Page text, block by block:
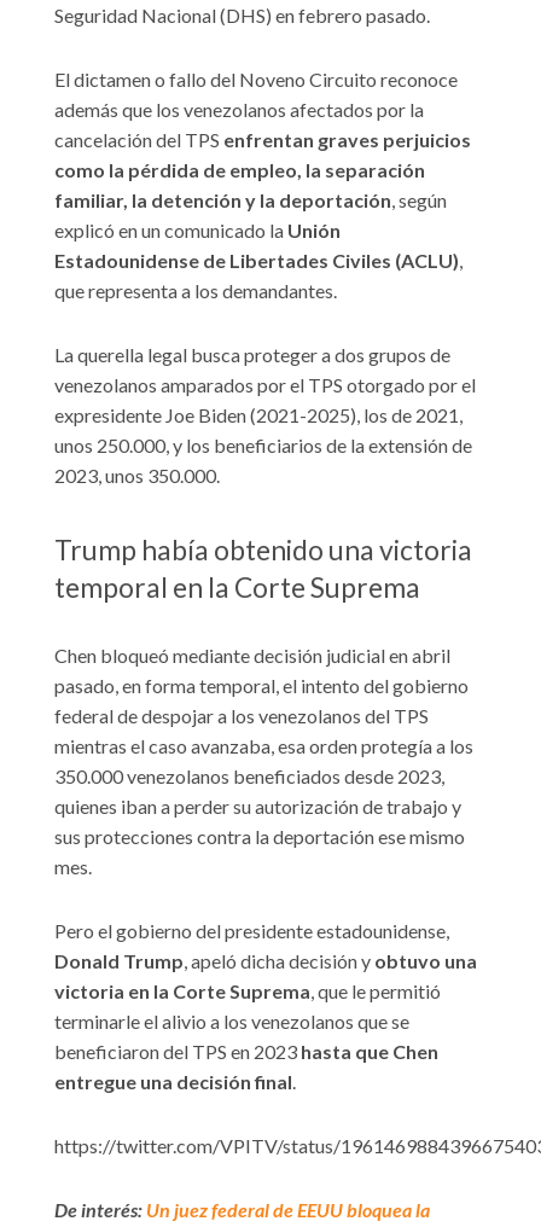
Seguridad Nacional (DHS) en febrero pasado.
El dictamen o fallo del Noveno Circuito reconoce
además que los venezolanos afectados por la
cancelación del TPS enfrentan graves perjuicios
como la pérdida de empleo, la separación
familiar, la detención y la deportación, según
explicó en un comunicado la Unión
Estadounidense de Libertades Civiles (ACLU),
que representa a los demandantes.
La querella legal busca proteger a dos grupos de
venezolanos amparados por el TPS otorgado por el
expresidente Joe Biden (2021-2025), los de 2021,
unos 250.000, y los beneficiarios de la extensión de
2023, unos 350.000.
Trump había obtenido una victoria
temporal en la Corte Suprema
Chen bloqueó mediante decisión judicial en abril
pasado, en forma temporal, el intento del gobierno
federal de despojar a los venezolanos del TPS
mientras el caso avanzaba, esa orden protegía a los
350.000 venezolanos beneficiados desde 2023,
quienes iban a perder su autorización de trabajo y
sus protecciones contra la deportación ese mismo
mes.
Pero el gobierno del presidente estadounidense,
Donald Trump, apeló dicha decisión y obtuvo una
victoria en la Corte Suprema, que le permitió
terminarle el alivio a los venezolanos que se
beneficiaron del TPS en 2023 hasta que Chen
entregue una decisión final.
https://twitter.com/VPITV/status/
De interés: Un juez federal de EEUU bloquea la